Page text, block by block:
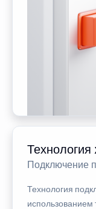
Технология
Подключение
Технология